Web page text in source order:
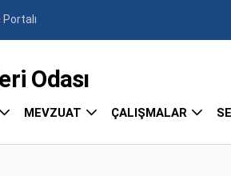
Portalı
Odası
MEVZUAT ÇALIŞMALAR